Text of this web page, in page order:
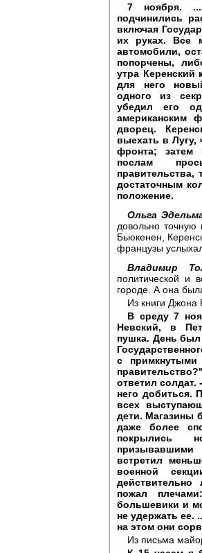
7 ноября.
подчинились
включая
их руках. Все
автомобили,
попорчены,
утра Керенский
для него
одного из
убедил его
американским
дворец.
выехать в
фронта; затем
послам
правительства,
достаточным
положение.
Ольга
довольно
Бьюкенен,
французы
Владимир
политической и
городе. А она
Из книги Джона
В среду 7
Невский, в
пушка. День
с
ответил
него добиться.
всех
дети. Магазины
даже более
покрылись
встретил
военной
пожал
большевики и
не удержать ее.
на этом они
Из письма